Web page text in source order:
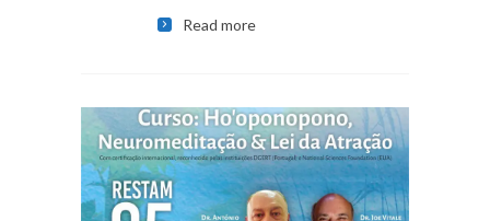
Read more